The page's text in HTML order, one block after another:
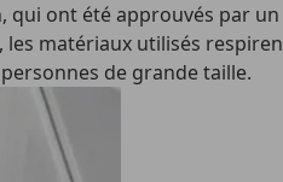
qui ont été approuvés par
matériaux utilisés
de grande taille.